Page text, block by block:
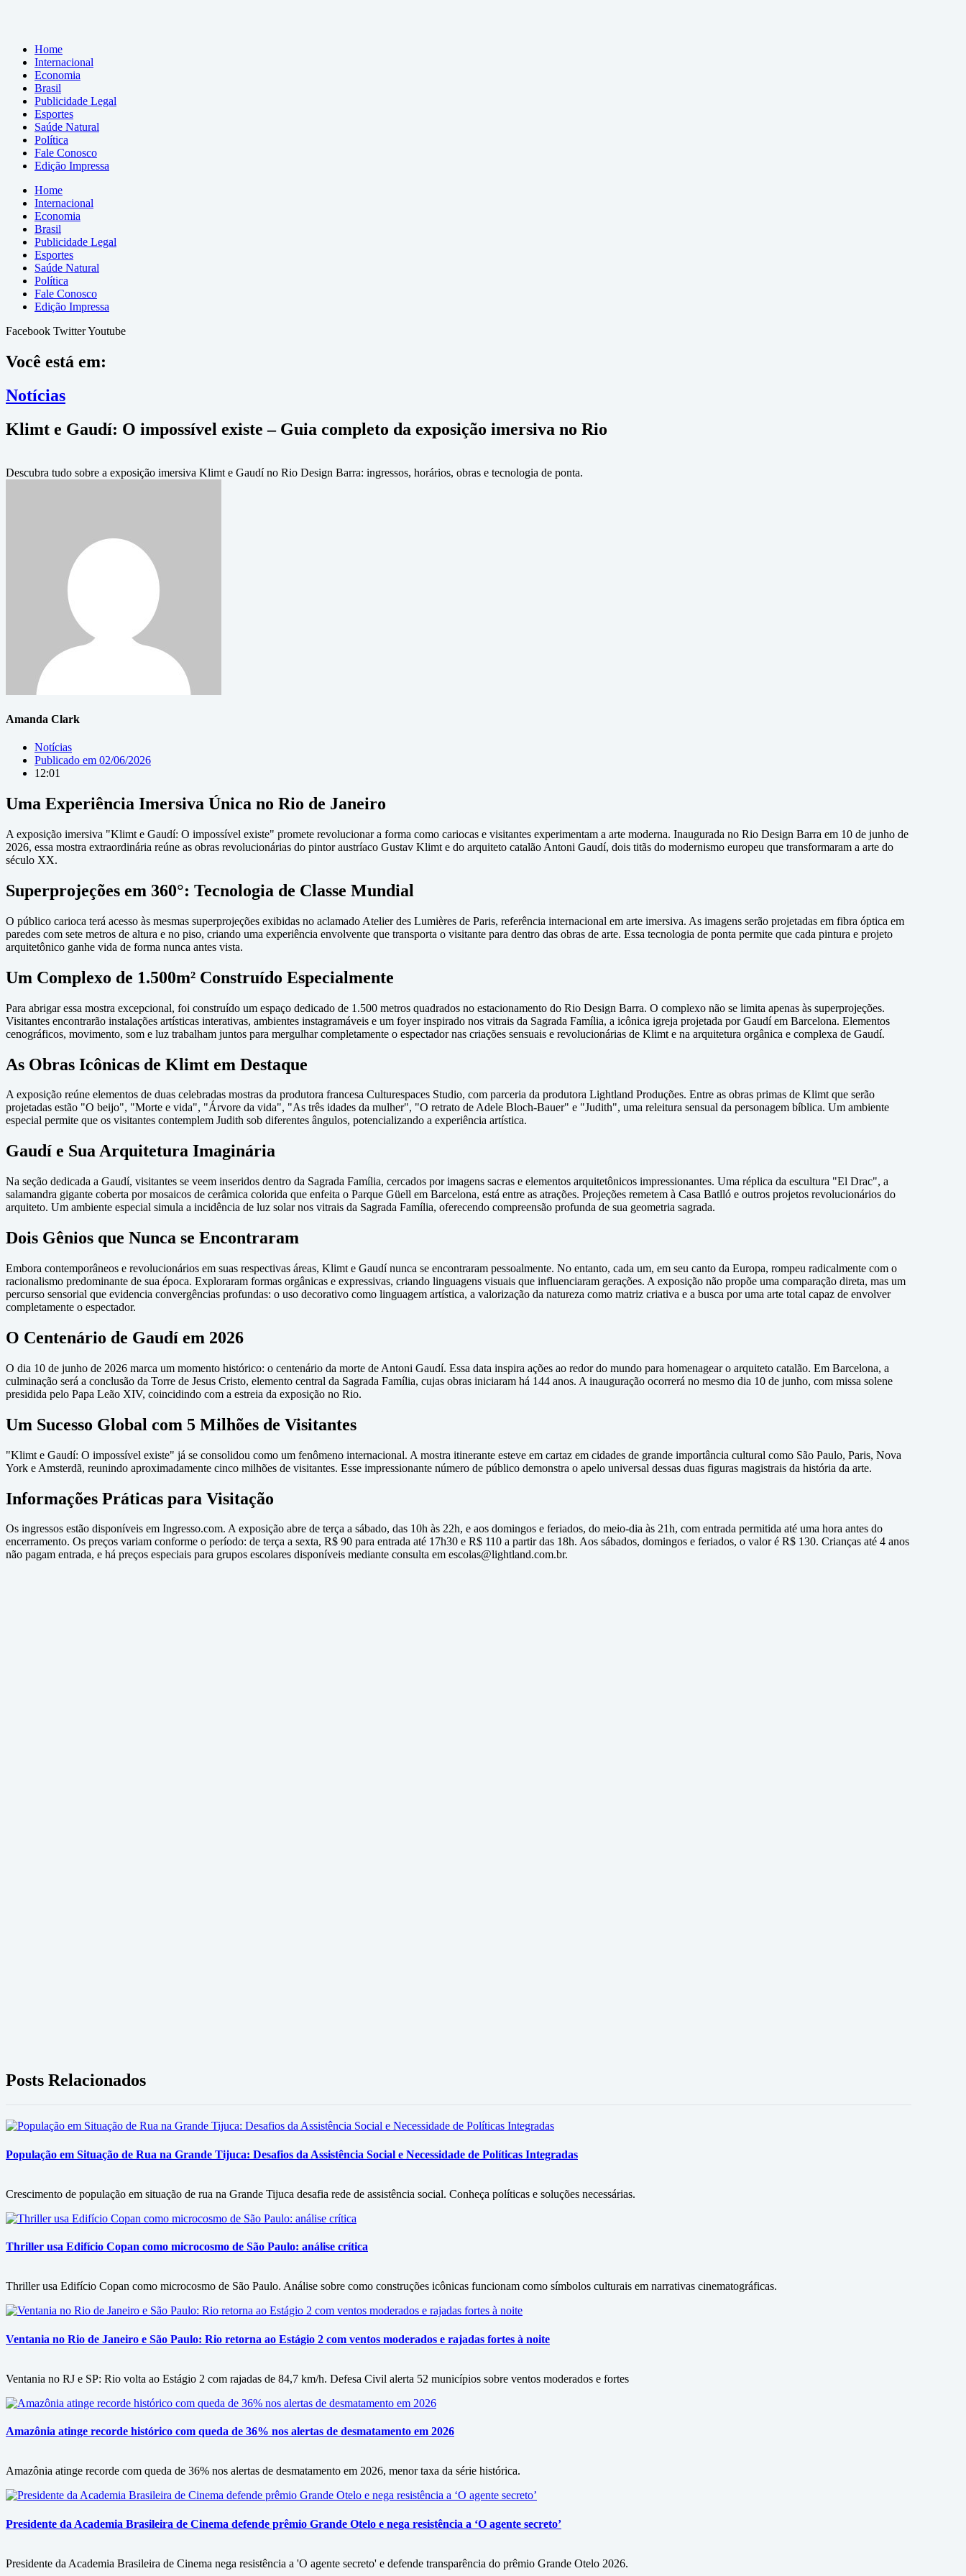
Home
Internacional
Economia
Brasil
Publicidade Legal
Esportes
Saúde Natural
Política
Fale Conosco
Edição Impressa
Home
Internacional
Economia
Brasil
Publicidade Legal
Esportes
Saúde Natural
Política
Fale Conosco
Edição Impressa
Facebook TwitterYoutube
Você está em:
Notícias
Klimt e Gaudí: O impossível existe – Guia completo da exposição imersiva no Rio
Descubra tudo sobre a exposição imersiva Klimt e Gaudí no Rio Design Barra: ingressos, horários, obras e tecnologia de ponta.
Amanda Clark
Notícias
Publicado em 02/06/2026
12:01
Uma Experiência Imersiva Única no Rio de Janeiro
A exposição imersiva "Klimt e Gaudí: O impossível existe" promete revolucionar a forma como cariocas e visitantes experimentam a arte moderna. Inaugurada no Rio Design Barra em 10 de junho de
2026, essa mostra extraordinária reúne as obras revolucionárias do pintor austríaco Gustav Klimt e do arquiteto catalão Antoni Gaudí, dois titãs do modernismo europeu que transformaram a arte do
século XX.
Superprojeções em 360°: Tecnologia de Classe Mundial
O público carioca terá acesso às mesmas superprojeções exibidas no aclamado Atelier des Lumières de Paris, referência internacional em arte imersiva. As imagens serão projetadas em fibra óptica em
paredes com sete metros de altura e no piso, criando uma experiência envolvente que transporta o visitante para dentro das obras de arte. Essa tecnologia de ponta permite que cada pintura e projeto
arquitetônico ganhe vida de forma nunca antes vista.
Um Complexo de 1.500m² Construído Especialmente
Para abrigar essa mostra excepcional, foi construído um espaço dedicado de 1.500 metros quadrados no estacionamento do Rio Design Barra. O complexo não se limita apenas às superprojeções.
Visitantes encontrarão instalações artísticas interativas, ambientes instagramáveis e um foyer inspirado nos vitrais da Sagrada Família, a icônica igreja projetada por Gaudí em Barcelona. Elementos
cenográficos, movimento, som e luz trabalham juntos para mergulhar completamente o espectador nas criações sensuais e revolucionárias de Klimt e na arquitetura orgânica e complexa de Gaudí.
As Obras Icônicas de Klimt em Destaque
A exposição reúne elementos de duas celebradas mostras da produtora francesa Culturespaces Studio, com parceria da produtora Lightland Produções. Entre as obras primas de Klimt que serão
projetadas estão "O beijo", "Morte e vida", "Árvore da vida", "As três idades da mulher", "O retrato de Adele Bloch-Bauer" e "Judith", uma releitura sensual da personagem bíblica. Um ambiente
especial permite que os visitantes contemplem Judith sob diferentes ângulos, potencializando a experiência artística.
Gaudí e Sua Arquitetura Imaginária
Na seção dedicada a Gaudí, visitantes se veem inseridos dentro da Sagrada Família, cercados por imagens sacras e elementos arquitetônicos impressionantes. Uma réplica da escultura "El Drac", a
salamandra gigante coberta por mosaicos de cerâmica colorida que enfeita o Parque Güell em Barcelona, está entre as atrações. Projeções remetem à Casa Batlló e outros projetos revolucionários do
arquiteto. Um ambiente especial simula a incidência de luz solar nos vitrais da Sagrada Família, oferecendo compreensão profunda de sua geometria sagrada.
Dois Gênios que Nunca se Encontraram
Embora contemporâneos e revolucionários em suas respectivas áreas, Klimt e Gaudí nunca se encontraram pessoalmente. No entanto, cada um, em seu canto da Europa, rompeu radicalmente com o
racionalismo predominante de sua época. Exploraram formas orgânicas e expressivas, criando linguagens visuais que influenciaram gerações. A exposição não propõe uma comparação direta, mas um
percurso sensorial que evidencia convergências profundas: o uso decorativo como linguagem artística, a valorização da natureza como matriz criativa e a busca por uma arte total capaz de envolver
completamente o espectador.
O Centenário de Gaudí em 2026
O dia 10 de junho de 2026 marca um momento histórico: o centenário da morte de Antoni Gaudí. Essa data inspira ações ao redor do mundo para homenagear o arquiteto catalão. Em Barcelona, a
culminação será a conclusão da Torre de Jesus Cristo, elemento central da Sagrada Família, cujas obras iniciaram há 144 anos. A inauguração ocorrerá no mesmo dia 10 de junho, com missa solene
presidida pelo Papa Leão XIV, coincidindo com a estreia da exposição no Rio.
Um Sucesso Global com 5 Milhões de Visitantes
"Klimt e Gaudí: O impossível existe" já se consolidou como um fenômeno internacional. A mostra itinerante esteve em cartaz em cidades de grande importância cultural como São Paulo, Paris, Nova
York e Amsterdã, reunindo aproximadamente cinco milhões de visitantes. Esse impressionante número de público demonstra o apelo universal dessas duas figuras magistrais da história da arte.
Informações Práticas para Visitação
Os ingressos estão disponíveis em Ingresso.com. A exposição abre de terça a sábado, das 10h às 22h, e aos domingos e feriados, do meio-dia às 21h, com entrada permitida até uma hora antes do
encerramento. Os preços variam conforme o período: de terça a sexta, R$ 90 para entrada até 17h30 e R$ 110 a partir das 18h. Aos sábados, domingos e feriados, o valor é R$ 130. Crianças até 4 anos
não pagam entrada, e há preços especiais para grupos escolares disponíveis mediante consulta em escolas@lightland.com.br.
Posts Relacionados
População em Situação de Rua na Grande Tijuca: Desafios da Assistência Social e Necessidade de Políticas Integradas
Crescimento de população em situação de rua na Grande Tijuca desafia rede de assistência social. Conheça políticas e soluções necessárias.
Thriller usa Edifício Copan como microcosmo de São Paulo: análise crítica
Thriller usa Edifício Copan como microcosmo de São Paulo. Análise sobre como construções icônicas funcionam como símbolos culturais em narrativas cinematográficas.
Ventania no Rio de Janeiro e São Paulo: Rio retorna ao Estágio 2 com ventos moderados e rajadas fortes à noite
Ventania no RJ e SP: Rio volta ao Estágio 2 com rajadas de 84,7 km/h. Defesa Civil alerta 52 municípios sobre ventos moderados e fortes
Amazônia atinge recorde histórico com queda de 36% nos alertas de desmatamento em 2026
Amazônia atinge recorde com queda de 36% nos alertas de desmatamento em 2026, menor taxa da série histórica.
Presidente da Academia Brasileira de Cinema defende prêmio Grande Otelo e nega resistência a ‘O agente secreto’
Presidente da Academia Brasileira de Cinema nega resistência a 'O agente secreto' e defende transparência do prêmio Grande Otelo 2026.